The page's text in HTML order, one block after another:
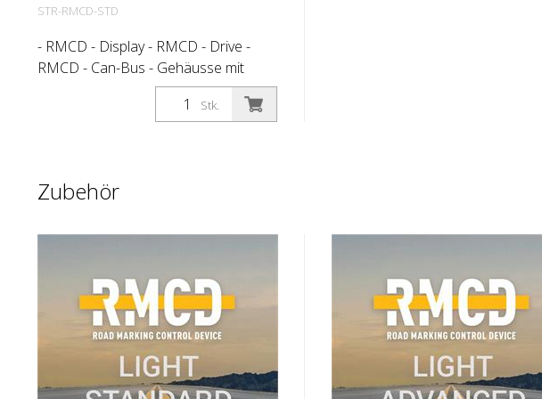
STR-RMCD-STD
- RMCD - Display - RMCD - Drive -
RMCD - Can-Bus - Gehäusse mit
Platine und Kabelbaum - RMCD -
Drehgeber - M12 Kabeldose -
Stk.
Zubehör